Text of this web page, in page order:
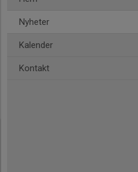
Nyheter
Kalender
Kontakt